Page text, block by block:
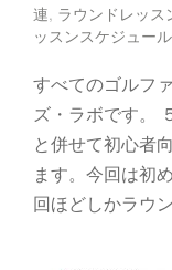
連, ラウンドレッス
ッスンスケジュール
すべてのゴルフ
ズ・ラボです。
と併せて初心者
ます。今回は初
回ほどしかラウ